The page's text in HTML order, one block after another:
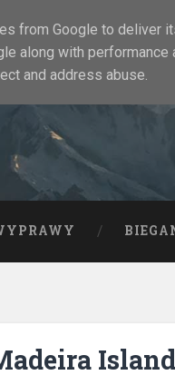
from Google to deliver
along with
and address abuse.